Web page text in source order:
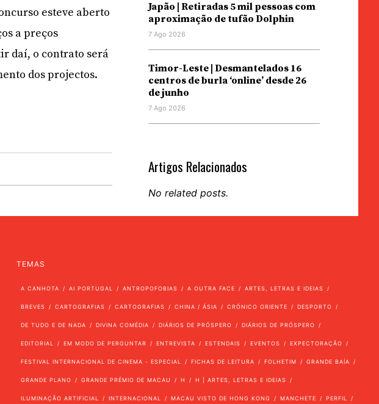
esteve aberto
a preços
daí, o contrato será
dos projectos.
Japão | Retiradas 5 mil pessoas com
aproximação de tufão Dolphin
7 Ago 2026
Timor-Leste | Desmantelados 16
centros de burla ‘online’ desde 26
de junho
7 Ago 2026
Artigos Relacionados
No related posts.
TEMAS
A CANHOTA AI PORTUGAL ANTROPOFOBIAS A OUTRA FACE ARTES, LETRAS E IDEIAS
BREVES CARTOGRAFIAS CARTOGRAFIAS CHINA / ÁSIA CRÓNICO ORIENTE DESPORTO
DE TUDO E DE NADA DIVINA COMÉDIA DIÁRIOS DE PRÓSPERO DIÁRIOS DE PRÓSPERO
EDITORIAL EM MODO DE PERGUNTAR ENTREVISTA ESTENDAIS EVENTOS EXPECTORAÇÃO
FESTIVAL INTERNACIONAL DE CINEMA - ESPECIAL FICHAS DE LEITURA FOLHETIM GRANDE BAÍA
GRANDE PLANO GRANDE PRÉMIO DE MACAU H H | ARTES, LETRAS E IDEIAS
ILUMINAÇÃO ARTIFICIAL INTERNACIONAL MACAU VISTO DE HONG KONG MANCHETE PERFIL